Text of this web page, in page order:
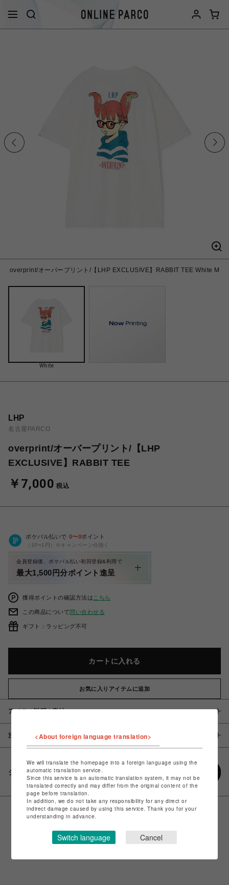
overprint/オーバープリント/【LHP EXCLUSIVE】RABBIT TEE White M
White
LHP
名古屋PARCO
overprint/オーバープリント/【LHP
EXCLUSIVE】RABBIT TEE
￥7,000 税込
ポケパル払いで 0〜0ポイント
（1P=1円）※キャンペーン分除く
会員登録後、ポケパル払い初回登録&利用で
最大1,500円分ポイント進呈
獲得ポイントの確認方法は こちら
この商品について問い合わせる
ギフト：ラッピング不可
カートに入れる
お気に入りアイテムに追加
アイテム説明 / 素材
注意事項
シェアする
<About foreign language translation>
We will translate the homepage into a foreign language using the
automatic translation service.
Since this service is an automatic translation system, it may not be
translated correctly and may differ from the original content of the
page before translation.
In addition, we do not take any responsibility for any direct or
indirect damage caused by using this service. Thank you for your
understanding in advance.
Switch language Cancel